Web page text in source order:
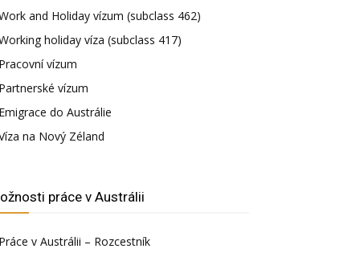
and Holiday vízum (subclass 462)
holiday víza (subclass 417)
vízum
vízum
do Austrálie
na Nový Zéland
práce v Austrálii
v Austrálii – Rozcestník